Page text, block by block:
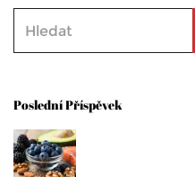
Poslední Příspěvek